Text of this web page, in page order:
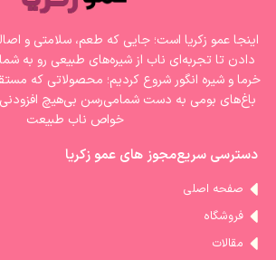
اینجا عمو زکریا است؛ جایی که طعم، سلامتی
دادن تا تجربه‌ای ناب از شیره‌های طبیعی رو به
خرما و شیره انگور شروع کردیم؛ محصولاتی که
باغ‌های بومی به دست شمامی‌رسن بی‌هیچ افزودنی،
خواص ناب طبیعت
دسترسی سریعمجوز های عمو زکریا
صفحه اصلی
فروشگاه
مقالات